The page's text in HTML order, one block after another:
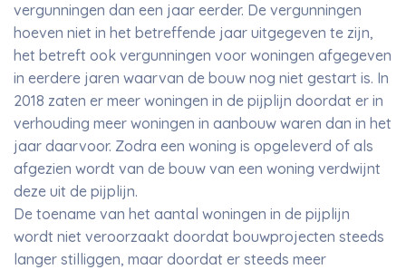
vergunningen dan een jaar eerder. De vergunningen
hoeven niet in het betreffende jaar uitgegeven te zijn,
het betreft ook vergunningen voor woningen afgegeven
in eerdere jaren waarvan de bouw nog niet gestart is. In
2018 zaten er meer woningen in de pijplijn doordat er in
verhouding meer woningen in aanbouw waren dan in het
jaar daarvoor. Zodra een woning is opgeleverd of als
afgezien wordt van de bouw van een woning verdwijnt
deze uit de pijplijn.
De toename van het aantal woningen in de pijplijn
wordt niet veroorzaakt doordat bouwprojecten steeds
langer stilliggen, maar doordat er steeds meer